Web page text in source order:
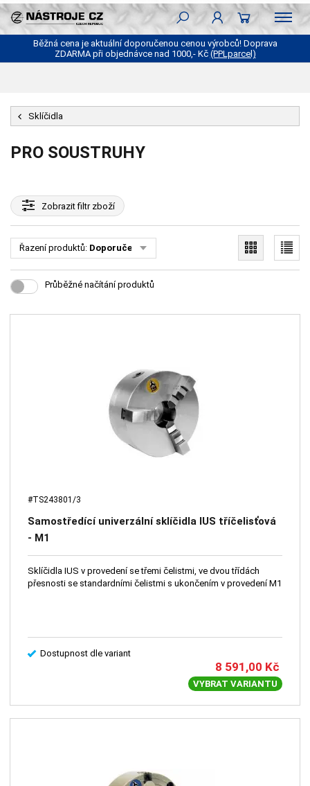
Běžná cena je aktuální doporučenou cenou výrobců! Doprava
ZDARMA při objednávce nad 1000,- Kč (PPLparcel)
Sklíčidla
PRO SOUSTRUHY
Zobrazitfiltr zboží
Řazení produktů: Doporučené
Průběžné načítání produktů
#TS243801/3
Samostředící univerzální sklíčidla IUS tříčelisťová
- M1
Sklíčidla IUS v provedení se třemi čelistmi, ve dvou třídách
přesnosti se standardními čelistmi s ukončením v provedení M1
Dostupnost dle variant
8 591,00 Kč
VYBRAT VARIANTU